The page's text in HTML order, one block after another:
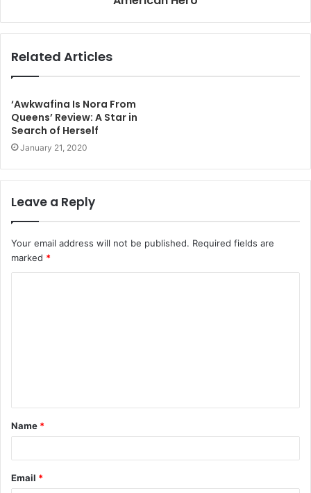
Related Articles
‘Awkwafina Is Nora From
Queens’ Review: A Star in
Search of Herself
January 21, 2020
Leave a Reply
Your email address will not be published. Required fields are
marked *
t
*
Name *
Email *